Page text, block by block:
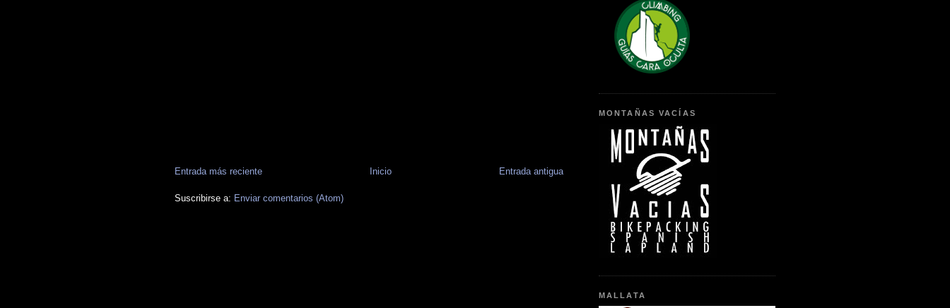
Entrada más reciente Entrada antigua
Inicio
Suscribirse a: Enviar comentarios (Atom)
MONTAÑAS VACÍAS
MALLATA